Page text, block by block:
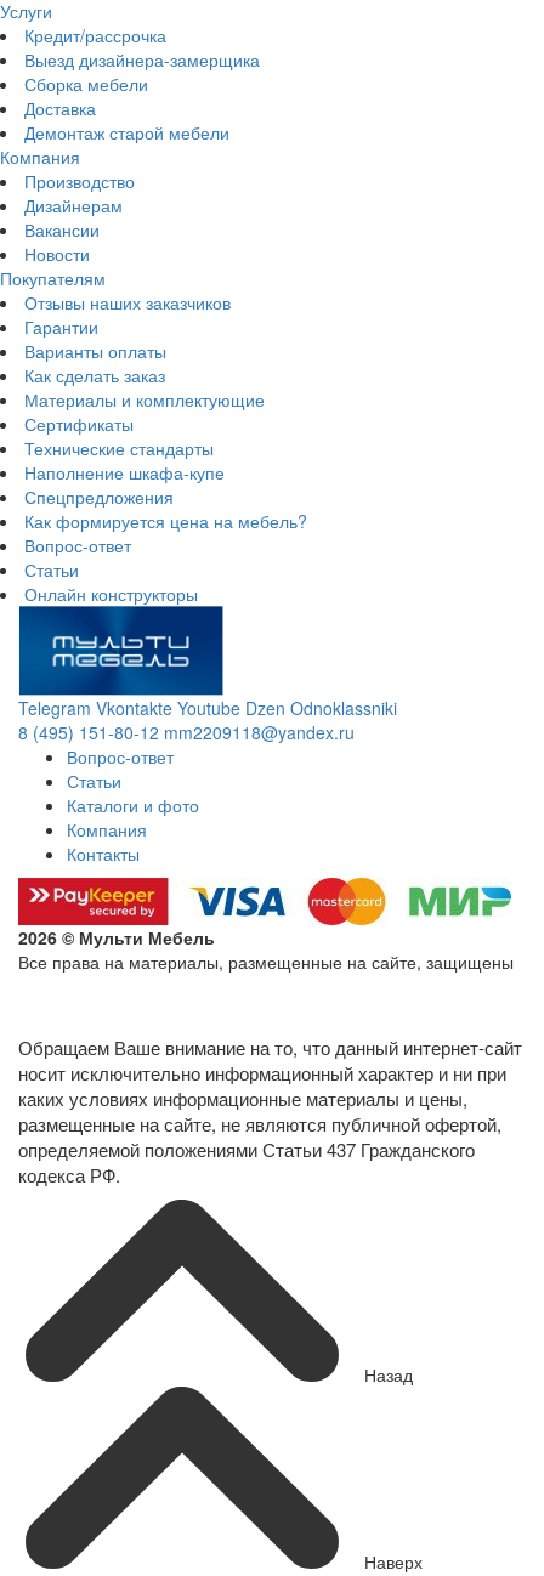
Услуги
Кредит/рассрочка
Выезд дизайнера-замерщика
Сборка мебели
Доставка
Демонтаж старой мебели
Компания
Производство
Дизайнерам
Вакансии
Новости
Покупателям
Отзывы наших заказчиков
Гарантии
Варианты оплаты
Как сделать заказ
Материалы и комплектующие
Сертификаты
Технические стандарты
Наполнение шкафа-купе
Спецпредложения
Как формируется цена на мебель?
Вопрос-ответ
Статьи
Онлайн конструкторы
Telegram Vkontakte Youtube Dzen Odnoklassniki
8 (495) 151-80-12 mm2209118@yandex.ru
Вопрос-ответ
Статьи
Каталоги и фото
Компания
Контакты
2026 © Мульти Мебель
Все права на материалы, размещенные на сайте, защищены
Обращаем Ваше внимание на то, что данный интернет-сайт
носит исключительно информационный характер и ни при
каких условиях информационные материалы и цены,
размещенные на сайте, не являются публичной офертой,
определяемой положениями Статьи 437 Гражданского
кодекса РФ.
Назад
Наверх